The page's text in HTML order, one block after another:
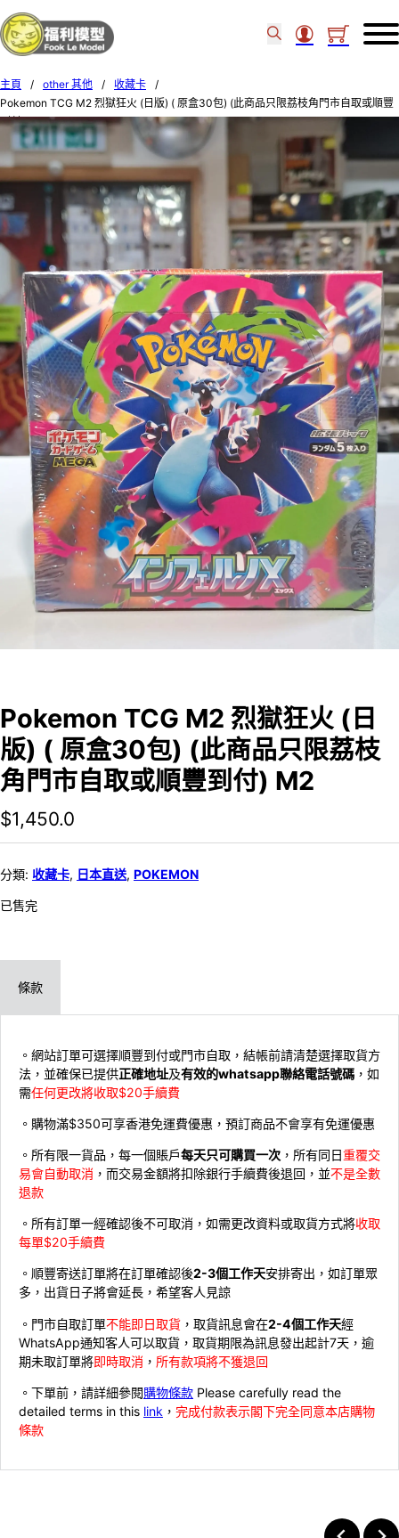
主頁 / other 其他 / 收藏卡
/
Pokemon TCG M2 烈獄狂火 (日版) ( 原盒30包) (此商品只限荔枝角門市自取或順豐
到付) M2
Pokemon TCG M2 烈獄狂火 (日
版) ( 原盒30包) (此商品只限荔枝
角門市自取或順豐到付) M2
$1,450.0
分類: 收藏卡, 日本直送, POKEMON
已售完
條款
。網站訂單可選擇順豐到付或門市自取，結帳前請清楚選擇取貨方
法，並確保已提供正確地址及有效的whatsapp聯絡電話號碼 ，如
需任何更改將收取$20手續費
。購物滿$350可享香港免運費優惠，預訂商品不會享有免運優惠
。所有限一貨品，每一個賬戶每天只可購買一次 ，所有同日重覆交
易會自動取消 ，而交易金額將扣除銀行手續費後退回，並不是全數
退款
。所有訂單一經確認後不可取消，如需更改資料或取貨方式將收取
每單$20手續費
。順豐寄送訂單將在訂單確認後2-3個工作天安排寄出，如訂單眾
多，出貨日子將會延長，希望客人見諒
。門市自取訂單不能即日取貨 ，取貨訊息會在2-4個工作天經
WhatsApp通知客人可以取貨，取貨期限為訊息發出起計7天，逾
期未取訂單將即時取消 ， 所有款項將不獲退回
。下單前，請詳細參閱購物條款 Please carefully read the
detailed terms in this link ， 完成付款表示閣下完全同意本店購物
條款